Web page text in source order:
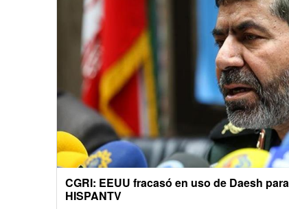
CGRI: EEUU fracasó en uso de Daesh
HISPANTV